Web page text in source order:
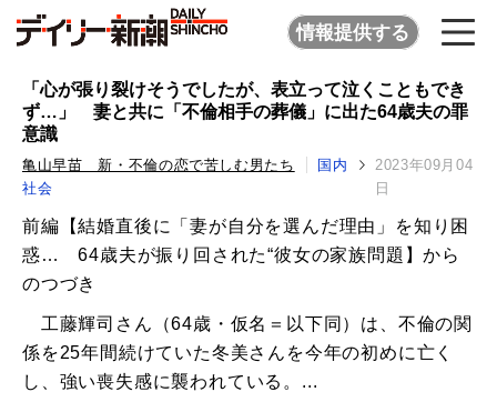
情報提供する
「心が張り裂けそうでしたが、表立って泣くこともでき
ず…」 妻と共に「不倫相手の葬儀」に出た64歳夫の罪
意識
亀山早苗 新・不倫の恋で苦しむ男たち
国内
社会
2023年09月04
日
前編【結婚直後に「妻が自分を選んだ理由」を知り困
惑… 64歳夫が振り回された“彼女の家族問題】から
のつづき
工藤輝司さん（64歳・仮名＝以下同）は、不倫の関
係を25年間続けていた冬美さんを今年の初めに亡く
し、強い喪失感に襲われている。...